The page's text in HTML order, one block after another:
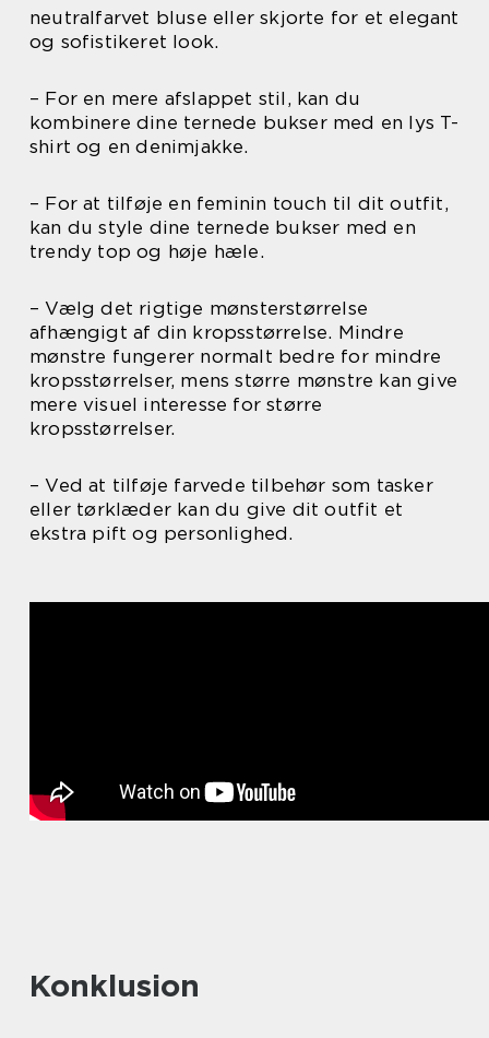
neutralfarvet bluse eller skjorte for et elegant
og sofistikeret look.
– For en mere afslappet stil, kan du
kombinere dine ternede bukser med en lys T-
shirt og en denimjakke.
– For at tilføje en feminin touch til dit outfit,
kan du style dine ternede bukser med en
trendy top og høje hæle.
– Vælg det rigtige mønsterstørrelse
afhængigt af din kropsstørrelse. Mindre
mønstre fungerer normalt bedre for mindre
kropsstørrelser, mens større mønstre kan give
mere visuel interesse for større
kropsstørrelser.
– Ved at tilføje farvede tilbehør som tasker
eller tørklæder kan du give dit outfit et
ekstra pift og personlighed.
Konklusion